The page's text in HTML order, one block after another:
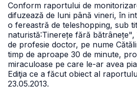
Conform raportului de
difuzează de luni până vineri, în
o fereastră de teleshopping, sub
naturistă:Tinerețe fără
de profesie doctor, pe nume
timp de aproape 30 de minute,
miraculoase pe care le-ar avea
Ediţia ce a făcut obiect al
23.05.2013.